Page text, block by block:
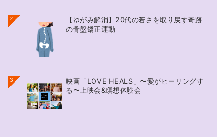
2
【ゆがみ解消】20代の若さを取り戻す奇跡
の骨盤矯正運動
3
映画「LOVE HEALS」〜愛がヒーリングす
る〜上映会&瞑想体験会